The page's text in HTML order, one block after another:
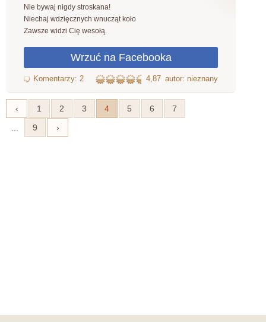
Nie bywaj nigdy stroskana!
Niechaj wdzięcznych wnucząt koło
Zawsze widzi Cię wesołą.
4,87 autor: nieznany
‹ 1 2 3 4 5 6 7
9 ›